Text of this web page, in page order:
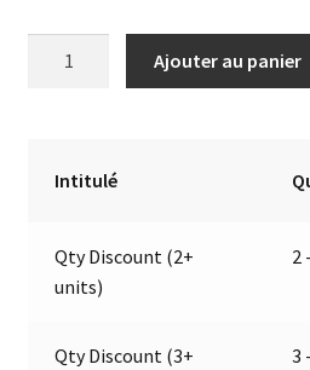
auvent
LED
blanches
puissance
Ajouter au panier
Intitulé
Qty Discount (2+
units)
2
Qty Discount (3+
3